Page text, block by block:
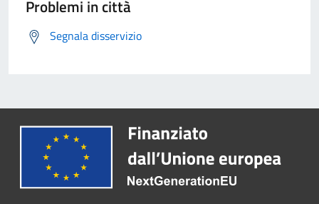
Problemi in città
Segnala disservizio